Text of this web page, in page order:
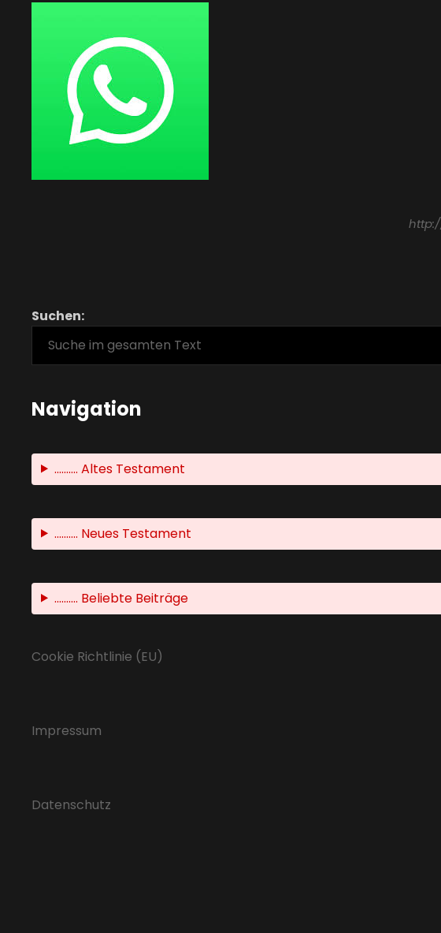
Suchen:
Navigation
.......... Altes Testament
.......... Neues Testament
.......... Beliebte Beiträge
Cookie Richtlinie (EU)
Impressum
Datenschutz